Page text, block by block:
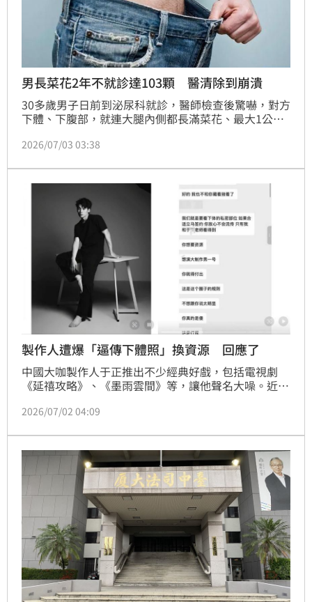
男長菜花2年不就診達103顆 醫清除到崩潰
30多歲男子日前到泌尿科就診，醫師檢查後驚嚇，對方
下體、下腹部，就連大腿內側都長滿菜花、最大1公
顆，103顆菜花讓醫師清除到幾乎崩潰。
2026/07/03 03:38
製作人遭爆「逼傳下體照」換資源 回應了
中國大咖製作人于正推出不少經典好戲，包括電視劇
《延禧攻略》、《墨雨雲間》等，讓他聲名大噪。近
送「下體私密照」換取資源，而對話中的「于老師」也
報導
2026/07/02 04:09